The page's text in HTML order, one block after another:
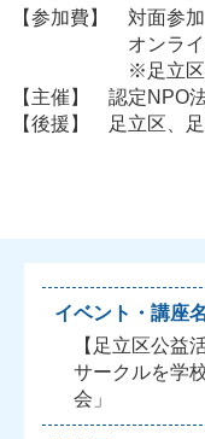
【参加費】 対面参
オンライン
※足立区在住、
【主催】 認定NPO
【後援】 足立区、
イベント・講座名
【足立区公益
サークルを学
会」